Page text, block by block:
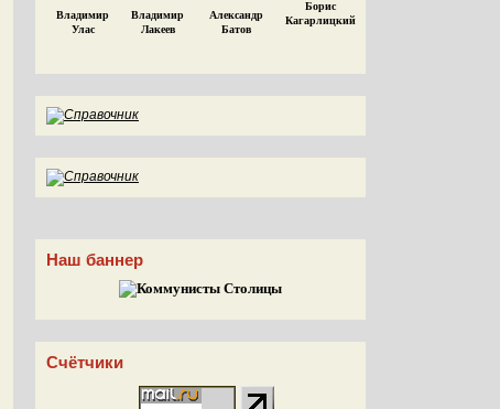
Владимир
Улас
Владимир
Лакеев
Александр
Батов
Борис
Кагарлицкий
Наш баннер
Счётчики